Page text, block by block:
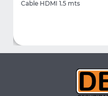
Cable HDMI 1.5 mts